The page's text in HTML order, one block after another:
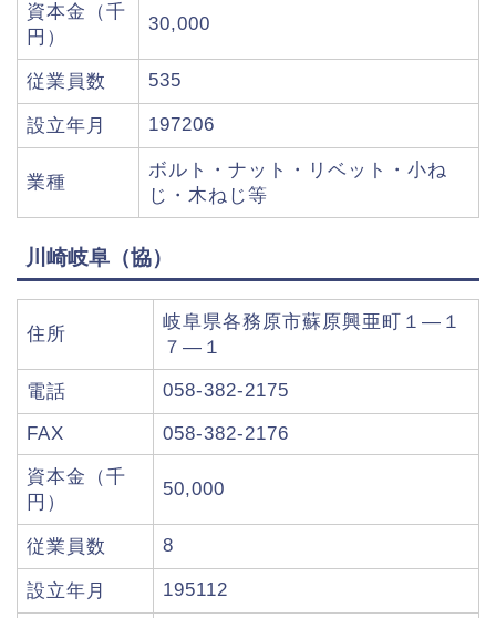
資本金（千
円）
30,000
従業員数 535
設立年月 197206
業種
ボルト・ナット・リベット・小ね
じ・木ねじ等
川崎岐阜（協）
住所
岐阜県各務原市蘇原興亜町１―１
７―１
電話 058-382-2175
FAX 058-382-2176
資本金（千
円）
50,000
従業員数 8
設立年月 195112